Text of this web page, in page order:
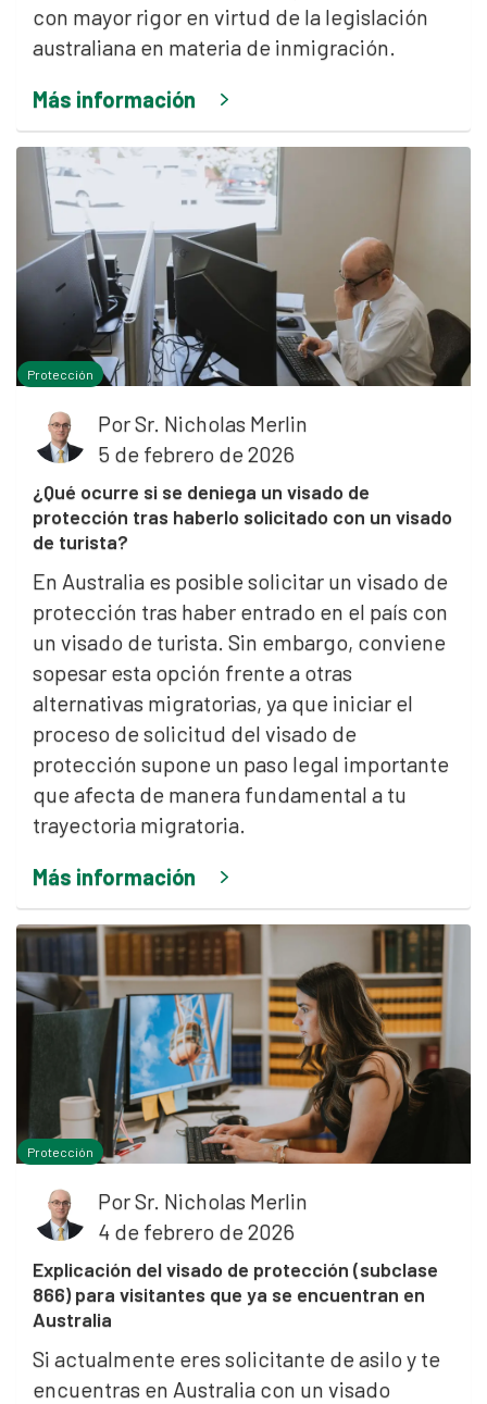
con mayor rigor en virtud de la legislación
australiana en materia de inmigración.
Más información
Protección
PorSr. Nicholas Merlin
5 de febrero de 2026
¿Qué ocurre si se deniega un visado de
protección tras haberlo solicitado con un visado
de turista?
En Australia es posible solicitar un visado de
protección tras haber entrado en el país con
un visado de turista. Sin embargo, conviene
sopesar esta opción frente a otras
alternativas migratorias, ya que iniciar el
proceso de solicitud del visado de
protección supone un paso legal importante
que afecta de manera fundamental a tu
trayectoria migratoria.
Más información
Protección
PorSr. Nicholas Merlin
4 de febrero de 2026
Explicación del visado de protección (subclase
866) para visitantes que ya se encuentran en
Australia
Si actualmente eres solicitante de asilo y te
encuentras en Australia con un visado